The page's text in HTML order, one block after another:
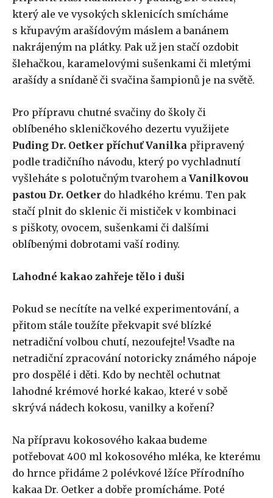
který ale ve vysokých sklenicích smícháme
s křupavým arašídovým máslem a banánem
nakrájeným na plátky. Pak už jen stačí ozdobit
šlehačkou, karamelovými sušenkami či mletými
arašídy a snídaně či svačina šampionů je na světě.
Pro přípravu chutné svačiny do školy či
oblíbeného skleničkového dezertu využijete
Puding Dr. Oetker příchuť Vanilka připravený
podle tradičního návodu, který po vychladnutí
vyšleháte s polotučným tvarohem a Vanilkovou
pastou Dr. Oetker do hladkého krému. Ten pak
stačí plnit do sklenic či mističek v kombinaci
s piškoty, ovocem, sušenkami či dalšími
oblíbenými dobrotami vaší rodiny.
Lahodné kakao zahřeje tělo i duši
Pokud se necítíte na velké experimentování, a
přitom stále toužíte překvapit své blízké
netradiční volbou chutí, nezoufejte! Vsaďte na
netradiční zpracování notoricky známého nápoje
pro dospělé i děti. Kdo by nechtěl ochutnat
lahodné krémové horké kakao, které v sobě
skrývá nádech kokosu, vanilky a koření?
Na přípravu kokosového kakaa budeme
potřebovat 400 ml kokosového mléka, ke kterému
do hrnce přidáme 2 polévkové lžíce Přírodního
kakaa Dr. Oetker a dobře promícháme. Poté